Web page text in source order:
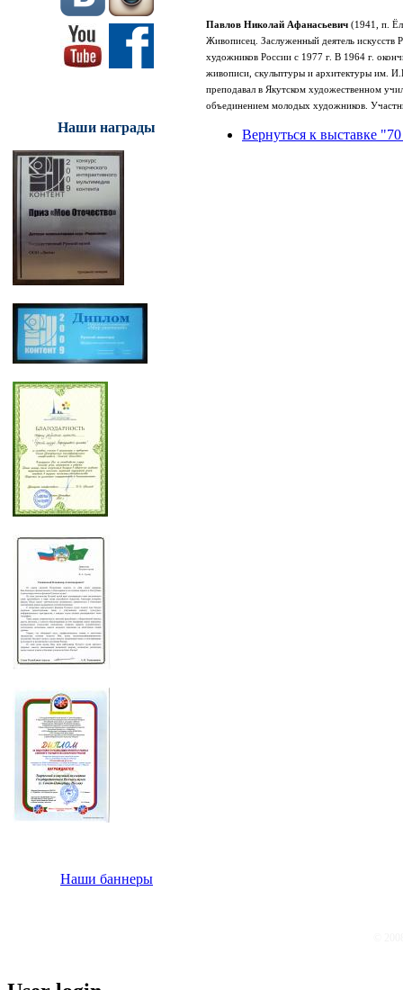
Наши награды
Наши баннеры
Павлов Николай Афанасьевич (1941, п.
Живописец. Заслуженный деятель искусств
художников России с 1977 г. В 1964 г.
живописи, скульптуры и архитектуры им.
преподавал в Якутском художественном
объединением молодых художников.
Вернуться к выставке